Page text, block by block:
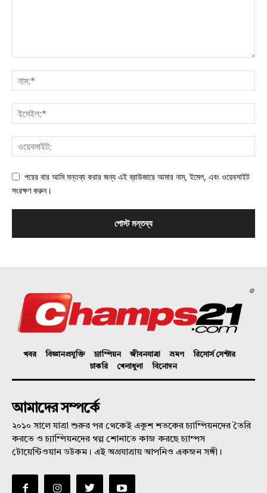
পরের বার আমি মন্তব্য করার জন্য এই ব্রাউজারে আমার নাম, ইমেল, এবং ওয়েবসাইট
সংরক্ষণ করুন।
©
খবর বিজ্ঞানপ্রযুক্তি চ্যাম্পিয়ন জীবনযাত্রা ভ্রমণ
রিসোর্স সেন্টার
চাকরি
খেলাধুলা বিনোদন
আমাদের সম্পর্কে
২০১০ সালে যাত্রা শুরুর পর থেকেই একুশ শতকের চ্যাম্পিয়নদের তৈরি
করতে ও চ্যাম্পিয়নদের গল্প শোনাতে কাজ করছে চ্যাম্পস
টোয়েন্টিওয়ান ডটকম। এই অগ্রযাত্রায় আপনিও একজন সঙ্গী।